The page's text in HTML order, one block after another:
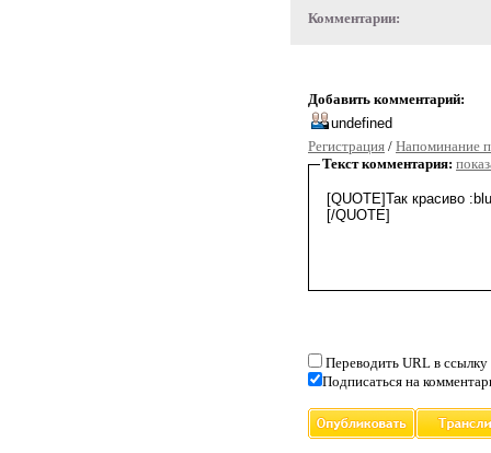
Комментарии:
Добавить комментарий:
Регистрация / Напоминание
Текст комментария:
Переводить URL в ссылку
Подписаться на